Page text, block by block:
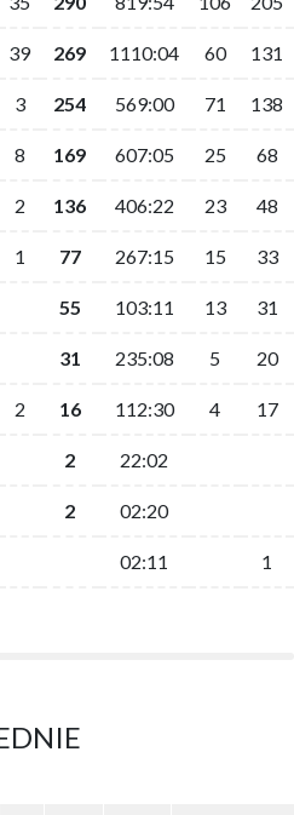
39 269 1110:04 60 131
3 254 569:00 71 138
8 169 607:05 25 68
2 136 406:22 23 48
1 77 267:15 15 33
55 103:11 13 31
31 235:08 5 20
2 16 112:30 4 17
2 22:02
2 02:20
02:11 1
39 269 1110:04 60 131
3 254 569:00 71 138
8 169 607:05 25 68
2 136 406:22 23 48
1 77 267:15 15 33
55 103:11 13 31
31 235:08 5 20
2 16 112:30 4 17
2 22:02
2 02:20
02:11 1